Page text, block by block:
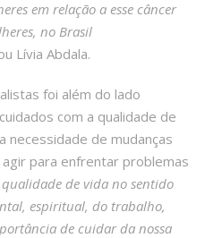
em relação a esse câncer
no Brasil
Lívia Abdala.
foi além do lado
com a qualidade de
necessidade de mudanças
para enfrentar problemas
qualidade de vida no sentido
espiritual, do trabalho,
de cuidar da nossa